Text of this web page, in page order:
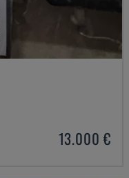
13.000 €